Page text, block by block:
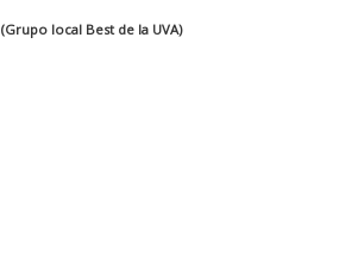
(Grupo local Best de la UVA)